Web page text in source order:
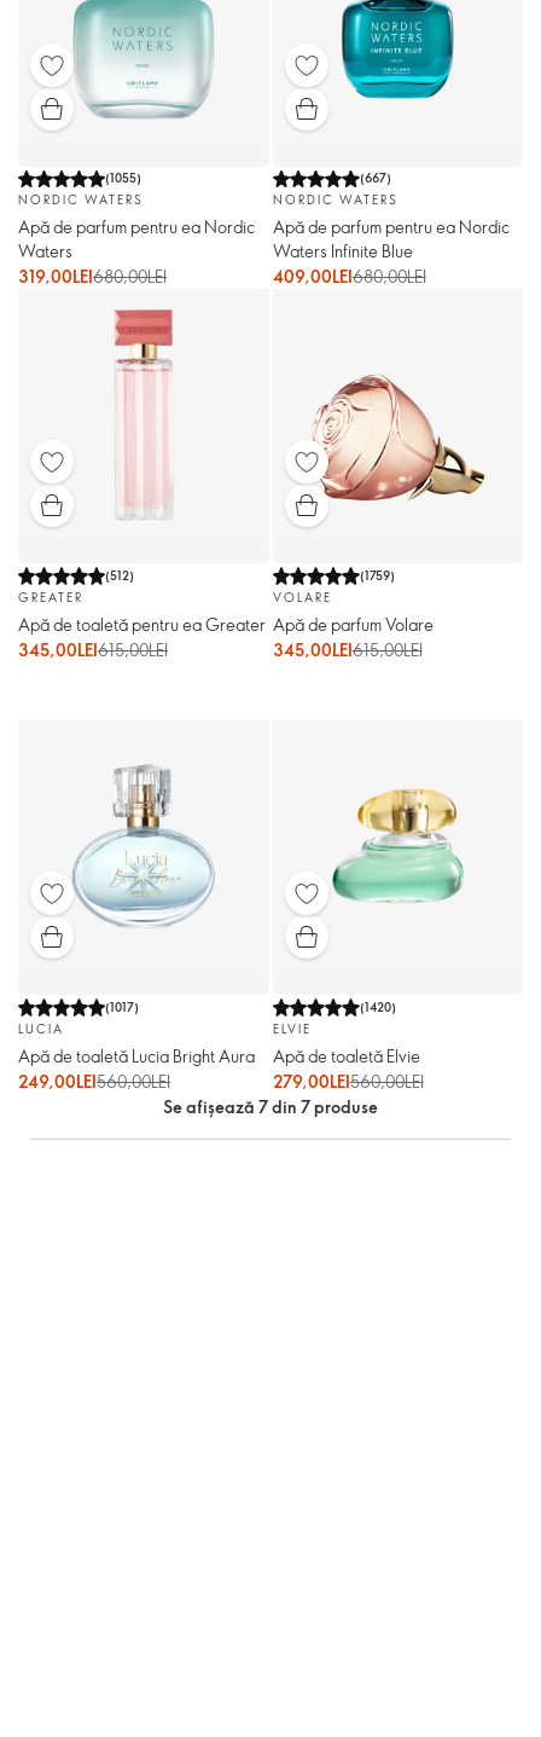
(1055)
NORDIC WATERS
Apă de parfum pentru ea Nordic
Waters
319,00LEI680,00LEI
(667)
NORDIC WATERS
Apă de parfum pentru ea Nordic
Waters Infinite Blue
409,00LEI680,00LEI
(512)
GREATER
Apă de toaletă pentru ea Greater
345,00LEI615,00LEI
(1759)
VOLARE
Apă de parfum Volare
345,00LEI615,00LEI
(1017)
LUCIA
Apă de toaletă Lucia Bright Aura
249,00LEI560,00LEI
(1420)
ELVIE
Apă de toaletă Elvie
279,00LEI560,00LEI
Se afișează 7 din 7 produse